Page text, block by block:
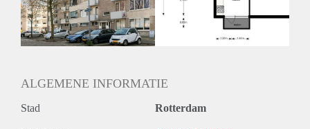
ALGEMENE INFORMATIE
Stad Rotterdam